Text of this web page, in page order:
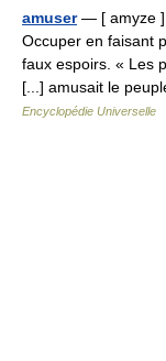
amuser— [ amyze ]
Occuper en faisant
faux espoirs. « Les
[...] amusait le
Encyclopédie Universelle